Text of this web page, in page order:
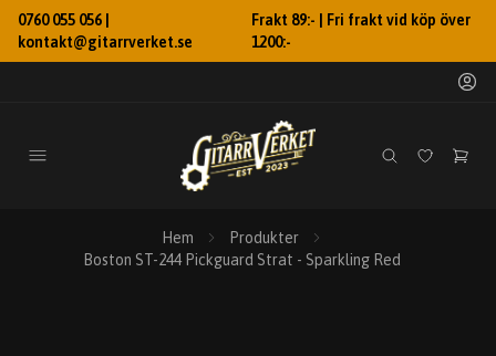
0760 055 056 |
kontakt@gitarrverket.se
Frakt 89:- | Fri frakt vid köp över
1200:-
Hem
Produkter
Boston ST-244 Pickguard Strat - Sparkling Red